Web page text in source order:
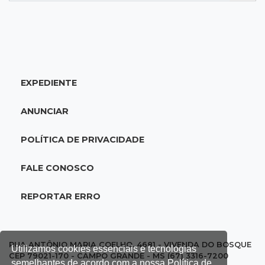
Utilizamos cookies essenciais e tecnologias
semelhantes de acordo com a nossa Política de
07:18Tempo
alerta para ventos de até 100 km/h
07:06Garimpo solidário
Sapatos de marca e tamanco de Scheila
raízes bolivianas
EXPEDIENTE
ANUNCIAR
POLÍTICA DE PRIVACIDADE
FALE CONOSCO
REPORTAR ERRO
RUA ANTÔNIO MARIA COELHO, 4681 - VIVENDA DO BOSQUE
CEP 79021-170 - CAMPO GRANDE - MS (67) 3316-7200